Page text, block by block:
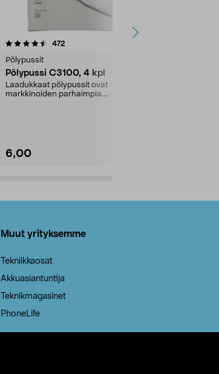
472
Pölypussit
Pölypussi C3100, 4 kpl
Laadukkaat pölypussit ovat
markkinoiden parhaimpia.
6,00
4.5viidestä
Muut yrityksemme
Tekniikkaosat
Akkuasiantuntija
Teknikmagasinet
PhoneLife